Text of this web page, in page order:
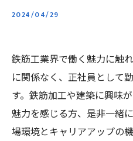
2024/04/29
鉄筋工業界で働く魅力に触
に関係なく、正社員として
す。鉄筋加工や建築に興味
魅力を感じる方、是非一緒
場環境とキャリアアップの